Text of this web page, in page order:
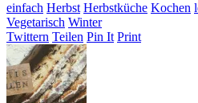
einfach Herbst Herbstküche Kochen
Vegetarisch Winter
Twittern Teilen Pin It Print